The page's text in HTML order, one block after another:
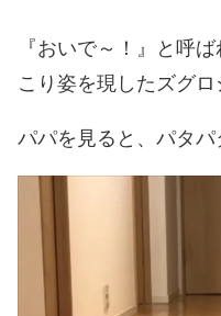
『おいで～！』と呼
こり姿を現したズグロ
パパを見ると、パタパ